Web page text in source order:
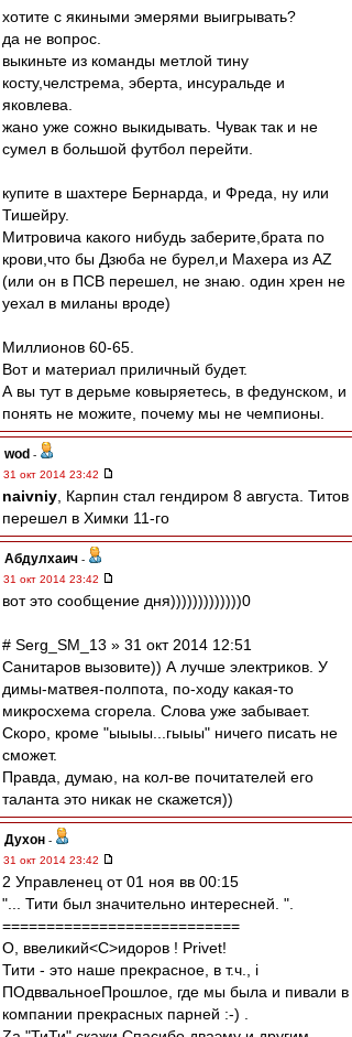
хотите с якиными эмерями выигрывать?
да не вопрос.
выкиньте из команды метлой тину
косту,челстрема, эберта, инсуральде и
яковлева.
жано уже сожно выкидывать. Чувак так и не
сумел в большой футбол перейти.
купите в шахтере Бернарда, и Фреда, ну или
Тишейру.
Митровича какого нибудь заберите,брата по
крови,что бы Дзюба не бурел,и Махера из АZ
(или он в ПСВ перешел, не знаю. один хрен не
уехал в миланы вроде)
Миллионов 60-65.
Вот и материал приличный будет.
А вы тут в дерьме ковыряетесь, в федунском, и
понять не можите, почему мы не чемпионы.
wod -
31 окт 2014 23:42
naivniy , Карпин стал гендиром 8 августа. Титов
перешел в Химки 11-го
Абдулхаич -
31 окт 2014 23:42
вот это сообщение дня)))))))))))))0
# Serg_SM_13 » 31 окт 2014 12:51
Санитаров вызовите)) А лучше электриков. У
димы-матвея-полпота, по-ходу какая-то
микросхема сгорела. Слова уже забывает.
Скоро, кроме "ыыыы...гыыы" ничего писать не
сможет.
Правда, думаю, на кол-ве почитателей его
таланта это никак не скажется))
Духон -
31 окт 2014 23:42
2 Управленец от 01 ноя вв 00:15
"... Тити был значительно интересней. ".
===========================
О, ввеликий<C>идоров ! Privet!
Тити - это наше прекрасное, в т.ч., i
ПОдввальноеПрошлое, где мы была и пивали в
компании прекрасных парней :-) .